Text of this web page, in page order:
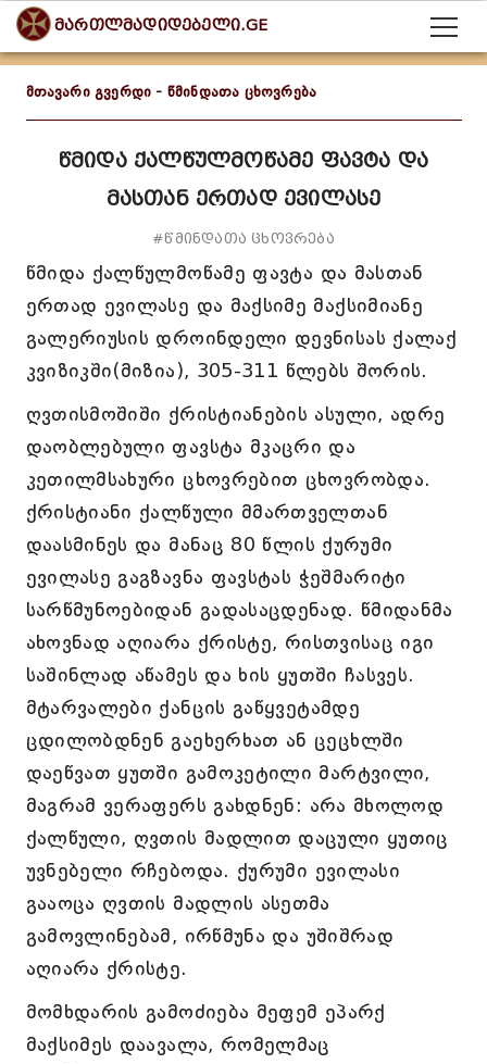
მართლმადიდებელი.GE
მთავარი გვერდი - წმინდათა ცხოვრება
წმიდა ქალწულმოწამე ფავტა და
მასთან ერთად ევილასე
#წმინდათა ცხოვრება
წმიდა ქალწულმოწამე ფავტა და მასთან
ერთად ევილასე და მაქსიმე მაქსიმიანე
გალერიუსის დროინდელი დევნისას ქალაქ
კვიზიკში(მიზია), 305-311 წლებს შორის.
ღვთისმოშიში ქრისტიანების ასული, ადრე
დაობლებული ფავსტა მკაცრი და
კეთილმსახური ცხოვრებით ცხოვრობდა.
ქრისტიანი ქალწული მმართველთან
დაასმინეს და მანაც 80 წლის ქურუმი
ევილასე გაგზავნა ფავსტას ჭეშმარიტი
სარწმუნოებიდან გადასაცდენად. წმიდანმა
ახოვნად აღიარა ქრისტე, რისთვისაც იგი
საშინლად აწამეს და ხის ყუთში ჩასვეს.
მტარვალები ქანცის გაწყვეტამდე
ცდილობდნენ გაეხერხათ ან ცეცხლში
დაეწვათ ყუთში გამოკეტილი მარტვილი,
მაგრამ ვერაფერს გახდნენ: არა მხოლოდ
ქალწული, ღვთის მადლით დაცული ყუთიც
უვნებელი რჩებოდა. ქურუმი ევილასი
გააოცა ღვთის მადლის ასეთმა
გამოვლინებამ, ირწმუნა და უშიშრად
აღიარა ქრისტე.
მომხდარის გამოძიება მეფემ ეპარქ
მაქსიმეს დაავალა, რომელმაც